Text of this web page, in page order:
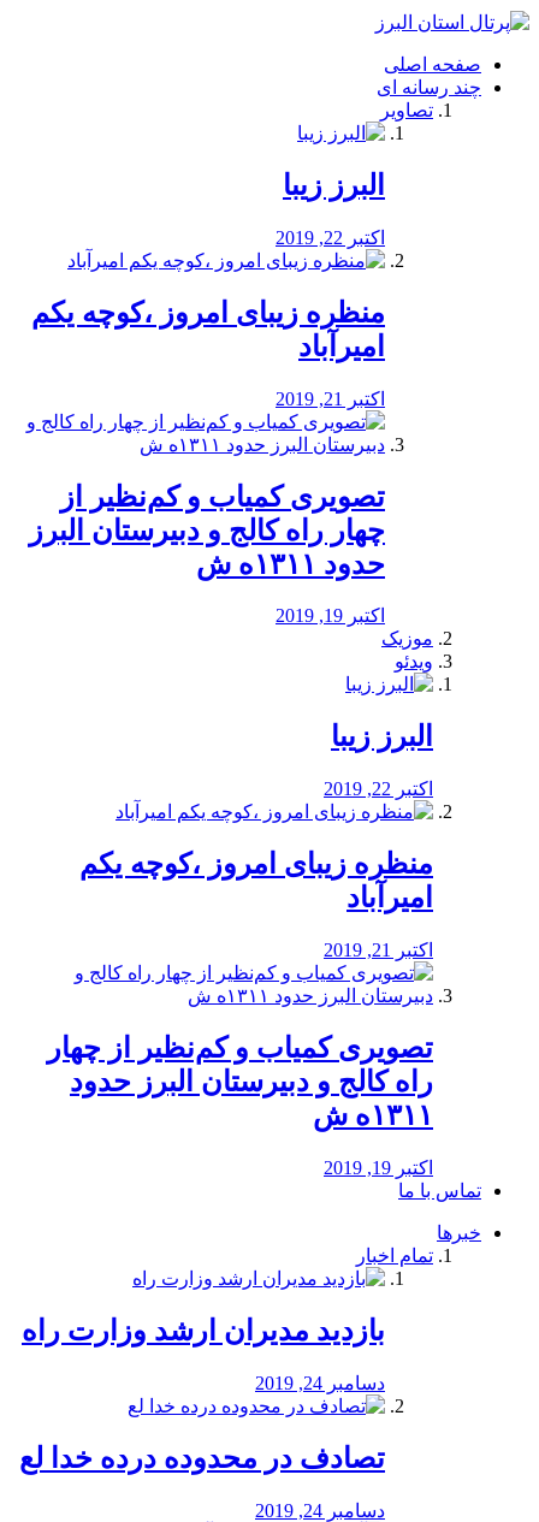
فصد
شرق
تهران
خشکشویی
صفحه اصلی
چند رسانه ای
تصاویر
البرز زیبا
اکتبر 22, 2019
منظره‌‌ زیبای امروز ،کوچه یکم
امیرآباد
اکتبر 21, 2019
️تصویری کمیاب و کم‌نظیر از
چهار راه كالج و دبيرستان البرز
حدود ۱۳۱۱ه ش
اکتبر 19, 2019
موزیک
ویدئو
البرز زیبا
اکتبر 22, 2019
منظره‌‌ زیبای امروز ،کوچه یکم
امیرآباد
اکتبر 21, 2019
️تصویری کمیاب و کم‌نظیر از چهار
راه كالج و دبيرستان البرز حدود
۱۳۱۱ه ش
اکتبر 19, 2019
تماس با ما
خبرها
تمام اخبار
بازدید مدیران ارشد وزارت راه
دسامبر 24, 2019
تصادف در محدوده درده خدا لع
دسامبر 24, 2019